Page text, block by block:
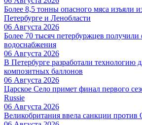
Более 8,5 тонны опасного мяса изъяли
Петербурге и Ленобласти
06 Августа 2026
Более 70 тысяч петербуржцев
водоснабжения
06 Августа 2026
В Петербурге разработали технологию
композитных баллонов
06 Августа 2026
Царское Село примет финал первого
Russie
06 Августа 2026
Великобритания ввела санкции против